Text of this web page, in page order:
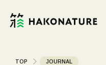
JOURNAL
TOP JOURNAL